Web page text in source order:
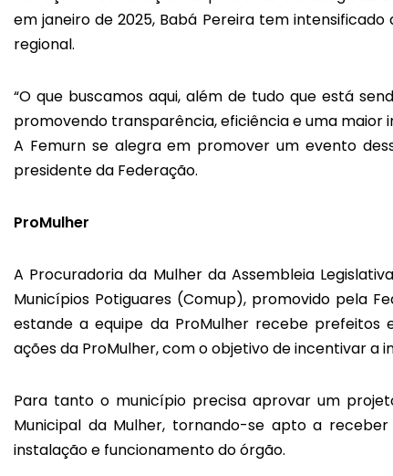
em janeiro de 2025, Babá Pereira tem
regional.
“O que buscamos aqui, além de tudo que está
promovendo transparência, eficiência e uma maior
A Femurn se alegra em promover um evento
presidente da Federação.
ProMulher
A Procuradoria da Mulher da Assembleia
Municípios Potiguares (Comup), promovido pela
estande a equipe da ProMulher recebe
ações da ProMulher, com o objetivo de incentivar a
Para tanto o município precisa aprovar um
Municipal da Mulher, tornando-se apto a
instalação e funcionamento do órgão.